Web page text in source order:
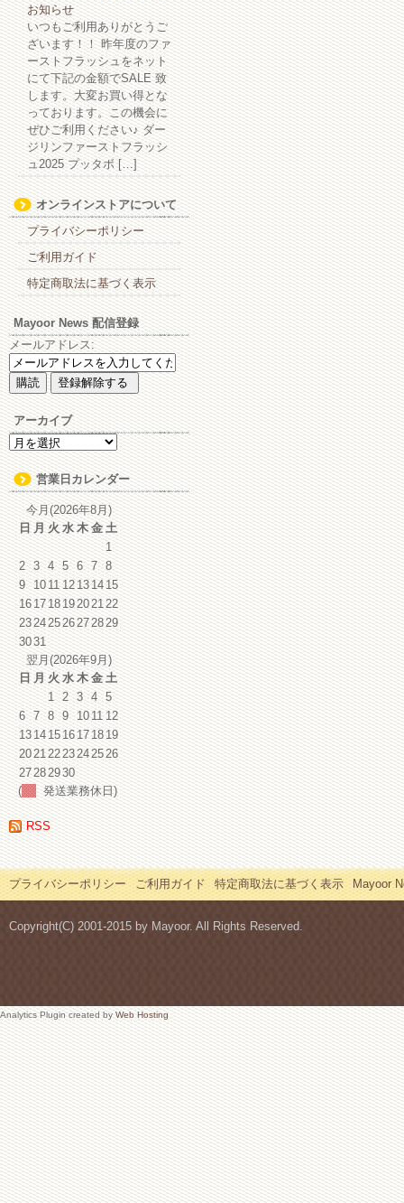
お知らせ
いつもご利用ありがとうご
ざいます！！ 昨年度のファ
ーストフラッシュをネット
にて下記の金額でSALE 致
します。大変お買い得とな
っております。この機会に
ぜひご利用ください♪ ダー
ジリンファーストフラッシ
ュ2025 プッタボ […]
オンラインストアについて
プライバシーポリシー
ご利用ガイド
特定商取法に基づく表示
Mayoor News 配信登録
メールアドレス:
アーカイブ
ア
ー
カ
イ
ブ
営業日カレンダー
今月(2026年8月)
日 月 火 水 木 金 土
1
2 3 4 5 6 7 8
9 1011 12131415
16171819202122
23242526272829
3031
翌月(2026年9月)
日 月 火 水 木 金 土
1 2 3 4 5
6 7 8 9 1011 12
13141516171819
20212223242526
27282930
(
発送業務休日)
RSS
プライバシーポリシー ご利用ガイド 特定商取法に基づく表示 Mayoor
Copyright(C) 2001-2015 by Mayoor. All Rights Reserved.
Analytics Plugin created byWeb Hosting